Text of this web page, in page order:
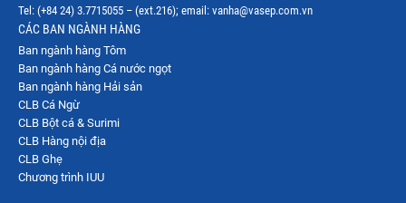
Thị trường Nhật Bản
Thị trường Thái Lan
Thị trường Trung Quốc
Thị trường Philippines
Thị trường Tây Ban Nha
Thị trường thủy sản khác
Tel: (+84 24) 3.7715055 – (ext.216); email: vanha@vasep.com.vn
CÁC BAN NGÀNH HÀNG
Ban ngành hàng Tôm
Ban ngành hàng Cá nước ngọt
Ban ngành hàng Hải sản
CLB Cá Ngừ
CLB Bột cá & Surimi
CLB Hàng nội địa
CLB Ghẹ
Chương trình IUU